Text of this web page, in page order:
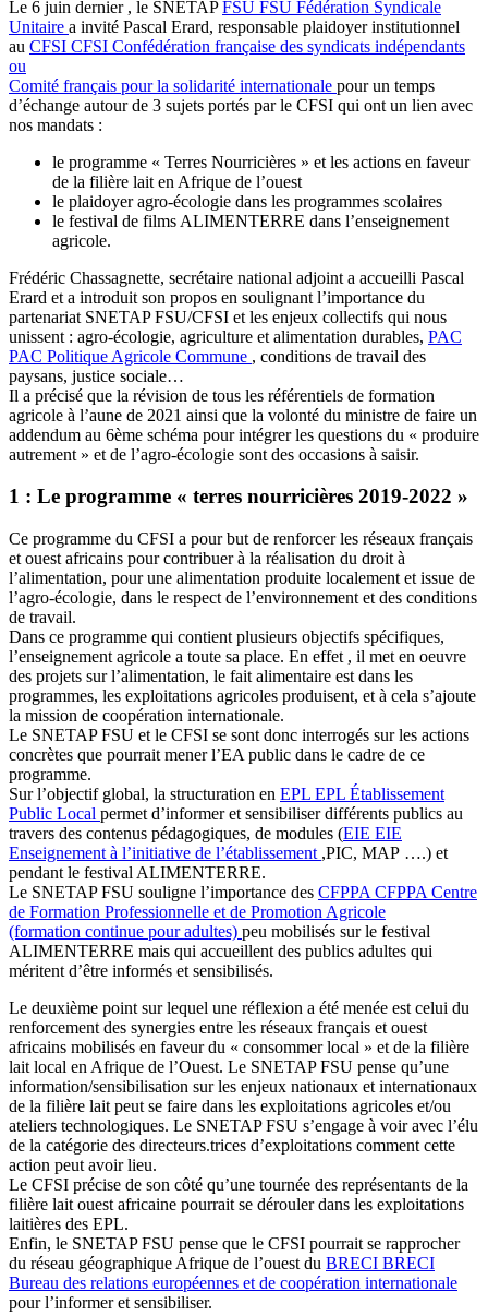
Le 6 juin dernier , le SNETAPFSU FSU Fédération Syndicale
Unitaire a invité Pascal Erard, responsable plaidoyer institutionnel
au CFSI CFSI Confédération française des syndicats indépendants
ou
Comité français pour la solidarité internationale pour un temps
d’échange autour de 3 sujets portés par le CFSI qui ont un lien avec
nos mandats :
le programme « Terres Nourricières » et les actions en faveur
de la filière lait en Afrique de l’ouest
le plaidoyer agro-écologie dans les programmes scolaires
le festival de films ALIMENTERRE dans l’enseignement
agricole.
Frédéric Chassagnette, secrétaire national adjoint a accueilli Pascal
Erard et a introduit son propos en soulignant l’importance du
partenariat SNETAP FSU/CFSI et les enjeux collectifs qui nous
unissent : agro-écologie, agriculture et alimentation durables, PAC
PAC Politique Agricole Commune , conditions de travail des
paysans, justice sociale…
Il a précisé que la révision de tous les référentiels de formation
agricole à l’aune de 2021 ainsi que la volonté du ministre de faire un
addendum au 6ème schéma pour intégrer les questions du « produire
autrement » et de l’agro-écologie sont des occasions à saisir.
1 : Le programme « terres nourricières 2019-2022 »
Ce programme du CFSI a pour but de renforcer les réseaux français
et ouest africains pour contribuer à la réalisation du droit à
l’alimentation, pour une alimentation produite localement et issue de
l’agro-écologie, dans le respect de l’environnement et des conditions
de travail.
Dans ce programme qui contient plusieurs objectifs spécifiques,
l’enseignement agricole a toute sa place. En effet , il met en oeuvre
des projets sur l’alimentation, le fait alimentaire est dans les
programmes, les exploitations agricoles produisent, et à cela s’ajoute
la mission de coopération internationale.
Le SNETAP FSU et le CFSI se sont donc interrogés sur les actions
concrètes que pourrait mener l’EA public dans le cadre de ce
programme.
Sur l’objectif global, la structuration en EPL EPL Établissement
Public Local permet d’informer et sensibiliser différents publics au
travers des contenus pédagogiques, de modules (EIE EIE
Enseignement à l’initiative de l’établissement ,PIC, MAP ….) et
pendant le festival ALIMENTERRE.
Le SNETAP FSU souligne l’importance des CFPPA CFPPA Centre
de Formation Professionnelle et de Promotion Agricole
(formation continue pour adultes) peu mobilisés sur le festival
ALIMENTERRE mais qui accueillent des publics adultes qui
méritent d’être informés et sensibilisés.
Le deuxième point sur lequel une réflexion a été menée est celui du
renforcement des synergies entre les réseaux français et ouest
africains mobilisés en faveur du « consommer local » et de la filière
lait local en Afrique de l’Ouest. Le SNETAP FSU pense qu’une
information/sensibilisation sur les enjeux nationaux et internationaux
de la filière lait peut se faire dans les exploitations agricoles et/ou
ateliers technologiques. Le SNETAP FSU s’engage à voir avec l’élu
de la catégorie des directeurs.trices d’exploitations comment cette
action peut avoir lieu.
Le CFSI précise de son côté qu’une tournée des représentants de la
filière lait ouest africaine pourrait se dérouler dans les exploitations
laitières des EPL.
Enfin, le SNETAP FSU pense que le CFSI pourrait se rapprocher
du réseau géographique Afrique de l’ouest du BRECI BRECI
Bureau des relations européennes et de coopération internationale
pour l’informer et sensibiliser.